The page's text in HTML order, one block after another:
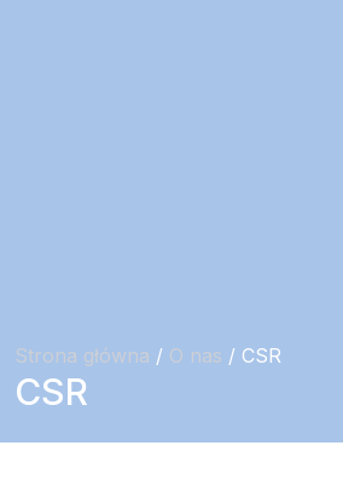
Strona główna / O nas / CSR
CSR